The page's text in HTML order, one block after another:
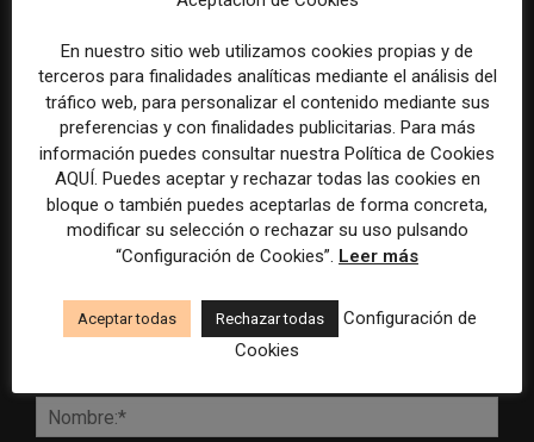
DEJA UNA RESPUESTA
En nuestro sitio web utilizamos cookies propias y de
terceros para finalidades analíticas mediante el análisis del
tráfico web, para personalizar el contenido mediante sus
preferencias y con finalidades publicitarias. Para más
información puedes consultar nuestra Política de Cookies
AQUÍ. Puedes aceptar y rechazar todas las cookies en
bloque o también puedes aceptarlas de forma concreta,
modificar su selección o rechazar su uso pulsando
“Configuración de Cookies”. Leer más
Aceptar todas Rechazar todas
Configuración de
Cookies